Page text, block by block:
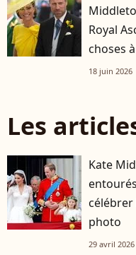
Royal
choses
18 juin 2026
Les
Kate
célébrer
photo
29 avril 2026